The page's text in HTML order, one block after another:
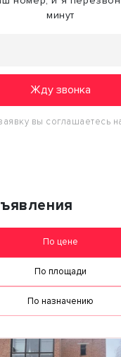
минут
Жду звонка
вы соглашаетесь
По цене
По площади
По назначению